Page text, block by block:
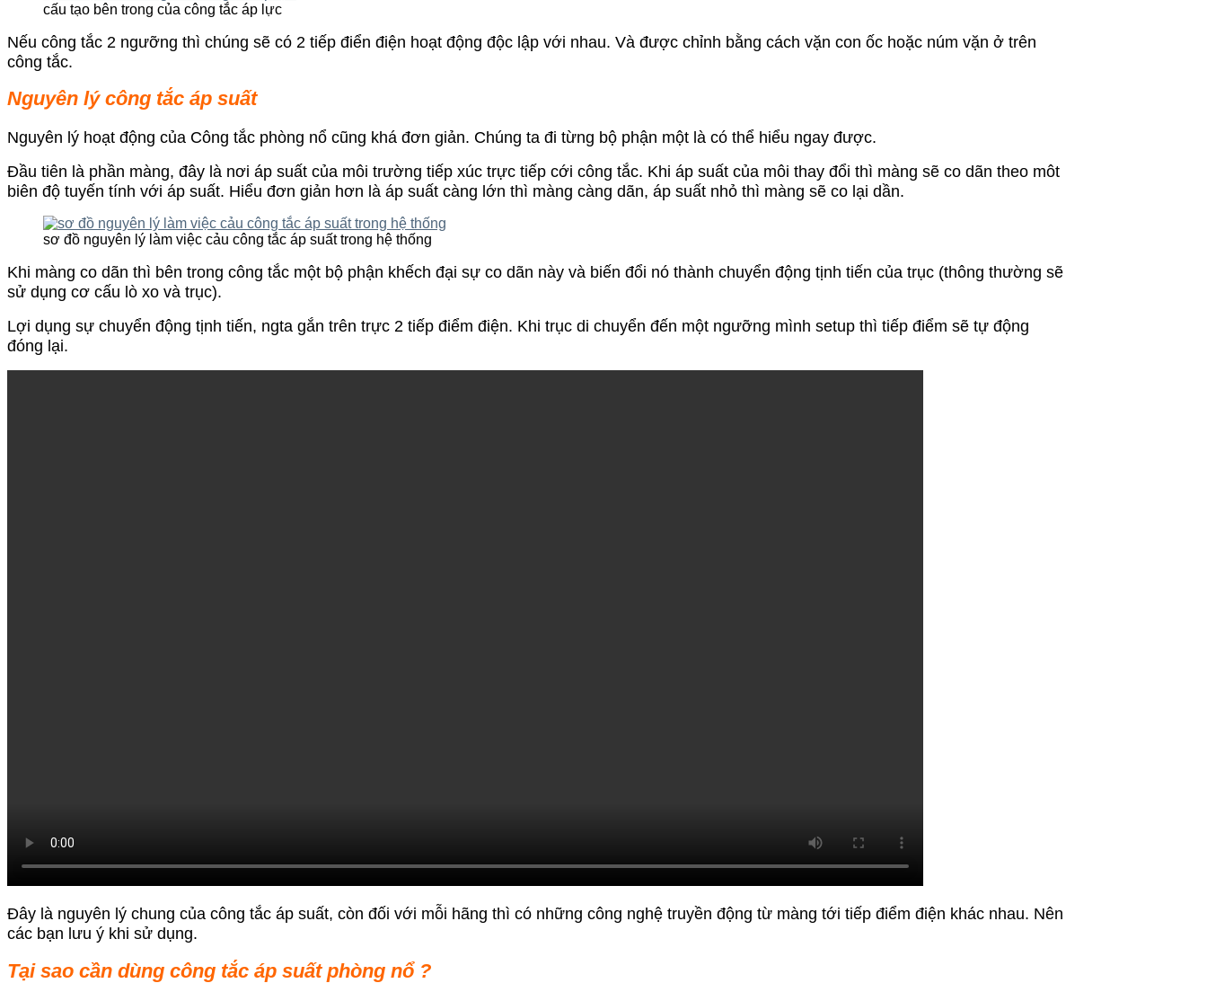
cấu tạo bên trong của công tắc áp lực
Nếu công tắc 2 ngưỡng thì chúng sẽ có 2 tiếp điển điện hoạt động độc lập với nhau. Và được chỉnh bằng cách vặn con ốc hoặc núm vặn ở trên
công tắc.
Nguyên lý công tắc áp suất
Nguyên lý hoạt động của Công tắc phòng nổ cũng khá đơn giản. Chúng ta đi từng bộ phận một là có thể hiểu ngay được.
Đầu tiên là phần màng, đây là nơi áp suất của môi trường tiếp xúc trực tiếp cới công tắc. Khi áp suất của môi thay đổi thì màng sẽ co dãn theo môt
biên độ tuyến tính với áp suất. Hiểu đơn giản hơn là áp suất càng lớn thì màng càng dãn, áp suất nhỏ thì màng sẽ co lại dần.
sơ đồ nguyên lý làm việc cảu công tắc áp suất trong hệ thống
Khi màng co dãn thì bên trong công tắc một bộ phận khếch đại sự co dãn này và biến đổi nó thành chuyển động tịnh tiến của trục (thông thường sẽ
sử dụng cơ cấu lò xo và trục).
Lợi dụng sự chuyển động tịnh tiến, ngta gắn trên trực 2 tiếp điểm điện. Khi trục di chuyển đến một ngưỡng mình setup thì tiếp điểm sẽ tự động
đóng lại.
Đây là nguyên lý chung của công tắc áp suất, còn đối với mỗi hãng thì có những công nghệ truyền động từ màng tới tiếp điểm điện khác nhau. Nên
các bạn lưu ý khi sử dụng.
Tại sao cần dùng công tắc áp suất phòng nổ ?